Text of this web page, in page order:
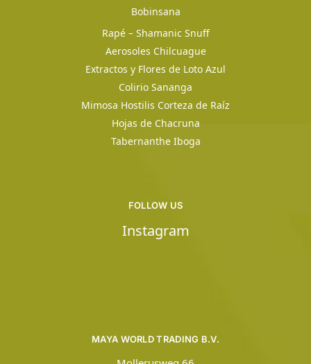
Bobinsana
Rapé – Shamanic Snuff
Aerosoles Chilcuague
Extractos y Flores de Loto Azul
Colirio Sananga
Mimosa Hostilis Corteza de Raíz
Hojas de Chacruna
Tabernanthe Iboga
MAYA WORLD TRADING B.V.
FOLLOW US
Instagram